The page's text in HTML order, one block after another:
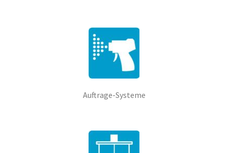
Auftrage-Systeme